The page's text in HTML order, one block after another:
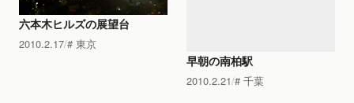
六本木ヒルズの展望台
2010.2.17 東京
早朝の南柏駅
2010.2.21 千葉